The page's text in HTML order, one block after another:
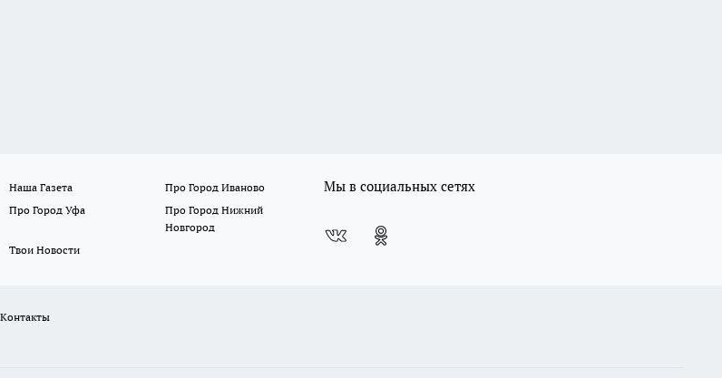
Наша Газета
Про Город Иваново
Про Город Уфа
Про Город Нижний
Новгород
Твои Новости
Мы в социальных сетях
Контакты